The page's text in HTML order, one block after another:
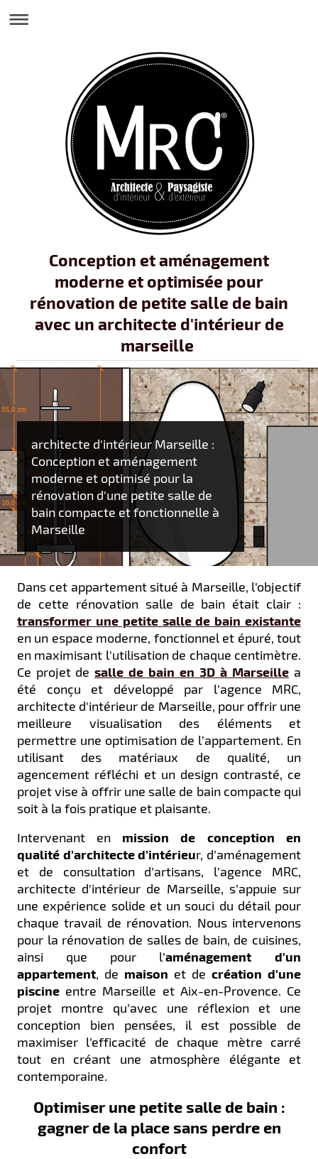
Conception et aménagement
moderne et optimisée pour
rénovation de petite salle de bain
avec un architecte d'intérieur de
marseille
architecte d'intérieur Marseille :
Conception et aménagement
moderne et optimisé pour la
rénovation d'une petite salle de
bain compacte et fonctionnelle à
Marseille
Dans cet appartement situé à Marseille, l’objectif
de cette rénovation salle de bain était clair :
transformer une petite salle de bain existante
en un espace moderne, fonctionnel et épuré, tout
en maximisant l'utilisation de chaque centimètre.
Ce projet de salle de bain en 3D à Marseille a
été conçu et développé par l’agence MRC,
architecte d'intérieur de Marseille, pour offrir une
meilleure visualisation des éléments et
permettre une optimisation de l’appartement. En
utilisant des matériaux de qualité, un
agencement réfléchi et un design contrasté, ce
projet vise à offrir une salle de bain compacte qui
soit à la fois pratique et plaisante.
Intervenant en mission de conception en
qualité d'architecte d’intérieur, d’aménagement
et de consultation d’artisans, l’agence MRC,
architecte d'intérieur de Marseille, s’appuie sur
une expérience solide et un souci du détail pour
chaque travail de rénovation. Nous intervenons
pour la rénovation de salles de bain, de cuisines,
ainsi que pour l’aménagement d'un
appartement, de maison et de création d'une
piscine entre Marseille et Aix-en-Provence. Ce
projet montre qu’avec une réflexion et une
conception bien pensées, il est possible de
maximiser l’efficacité de chaque mètre carré
tout en créant une atmosphère élégante et
contemporaine.
Optimiser une petite salle de bain :
gagner de la place sans perdre en
confort